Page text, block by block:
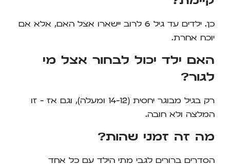
כן. ילדים עד גיל 6 לרוב יישארו אצל האם, אלא אם
יוכח אחרת.
האם ילד יכול לבחור אצל מי
לגור?
רק בגיל מבוגר יחסית (12–14 ומעלה), וגם אז – זו
המלצה ולא חובה.
מה זה זמני שהות?
הסדרים ברורים לגבי מתי הילד עם כל אחד